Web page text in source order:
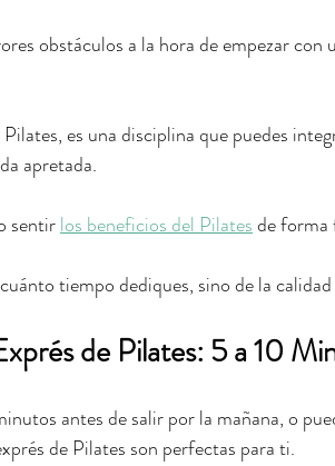
obstáculos a la hora de empezar
es una disciplina que puedes
apretada.
sentir los beneficios del Pilates de forma
tiempo dediques, sino de la
de Pilates: 5 a 10
antes de salir por la mañana, o
de Pilates son perfectas para ti.